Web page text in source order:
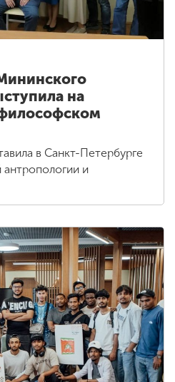
на
в Санкт-Петербурге
и